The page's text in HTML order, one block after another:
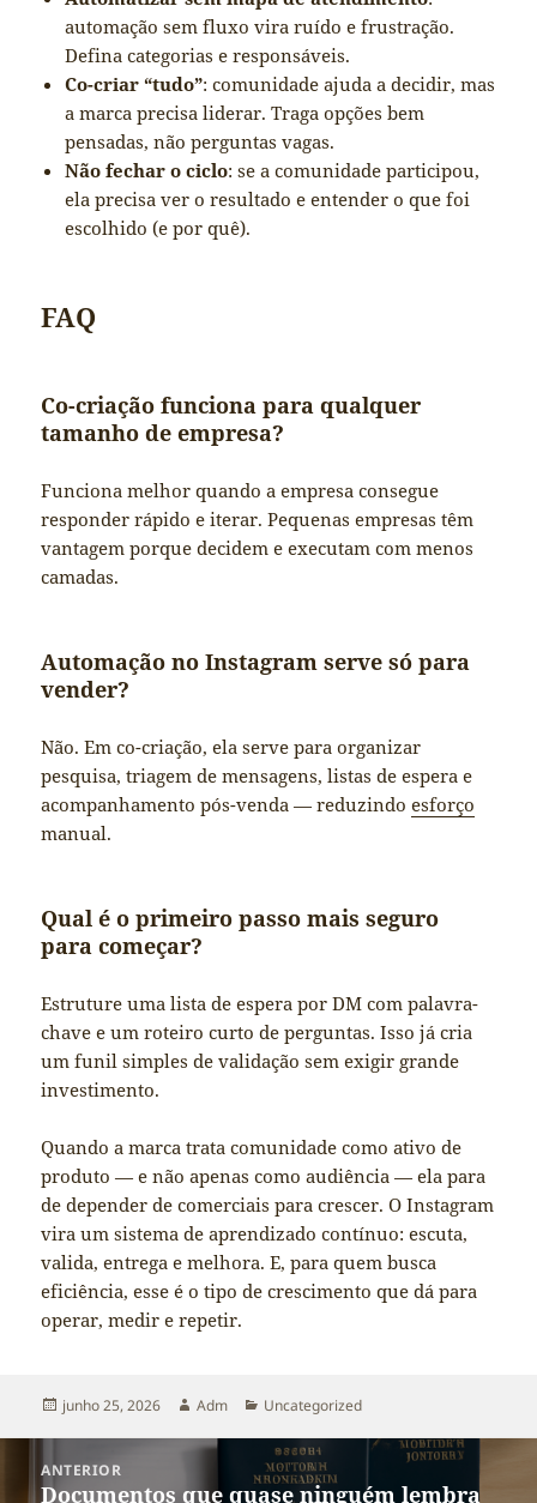
automação sem fluxo vira ruído e frustração.
Defina categorias e responsáveis.
Co-criar “tudo”: comunidade ajuda a decidir, mas
a marca precisa liderar. Traga opções bem
pensadas, não perguntas vagas.
Não fechar o ciclo: se a comunidade participou,
ela precisa ver o resultado e entender o que foi
escolhido (e por quê).
FAQ
Co-criação funciona para qualquer
tamanho de empresa?
Funciona melhor quando a empresa consegue
responder rápido e iterar. Pequenas empresas têm
vantagem porque decidem e executam com menos
camadas.
Automação no Instagram serve só para
vender?
Não. Em co-criação, ela serve para organizar
pesquisa, triagem de mensagens, listas de espera e
acompanhamento pós-venda — reduzindoesforço
manual.
Qual é o primeiro passo mais seguro
para começar?
Estruture uma lista de espera por DM com palavra-
chave e um roteiro curto de perguntas. Isso já cria
um funil simples de validação sem exigir grande
investimento.
Quando a marca trata comunidade como ativo de
produto — e não apenas como audiência — ela para
de depender de comerciais para crescer. O Instagram
vira um sistema de aprendizado contínuo: escuta,
valida, entrega e melhora. E, para quem busca
eficiência, esse é o tipo de crescimento que dá para
operar, medir e repetir.
Publicado
junho 25, 2026 Autor
Adm Categorias
Uncategorized
ANTERIOR
Post
Documentos que quase ninguém lembra